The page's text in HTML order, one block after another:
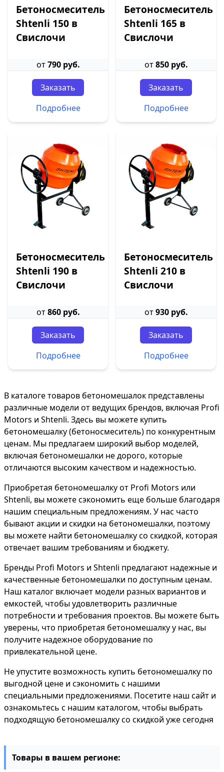
Бетоносмеситель
Shtenli 150 в
Свислочи
от790 руб.
Заказать
Подробнее
Бетоносмеситель
Shtenli 165 в
Свислочи
от850 руб.
Заказать
Подробнее
Бетоносмеситель
Shtenli 190 в
Свислочи
от860 руб.
Заказать
Подробнее
Бетоносмеситель
Shtenli 210 в
Свислочи
от930 руб.
Заказать
Подробнее
В каталоге товаров бетономешалок представлены
различные модели от ведущих брендов, включая Profi
Motors и Shtenli. Здесь вы можете купить
бетономешалку (бетоносмеситель) по конкурентным
ценам. Мы предлагаем широкий выбор моделей,
включая бетономешалки не дорого, которые
отличаются высоким качеством и надежностью.
Приобретая бетономешалку от Profi Motors или
Shtenli, вы можете сэкономить еще больше благодаря
нашим специальным предложениям. У нас часто
бывают акции и скидки на бетономешалки, поэтому
вы можете найти бетономешалку со скидкой, которая
отвечает вашим требованиям и бюджету.
Бренды Profi Motors и Shtenli предлагают надежные и
качественные бетономешалки по доступным ценам.
Наш каталог включает модели разных вариантов и
емкостей, чтобы удовлетворить различные
потребности и требования проектов. Вы можете быть
уверены, что приобретая бетономешалку у нас, вы
получите надежное оборудование по
привлекательной цене.
Не упустите возможность купить бетономешалку по
выгодной цене и сэкономить с нашими
специальными предложениями. Посетите наш сайт и
ознакомьтесь с нашим каталогом, чтобы выбрать
подходящую бетономешалку со скидкой уже сегодня
Товары в вашем регионе: